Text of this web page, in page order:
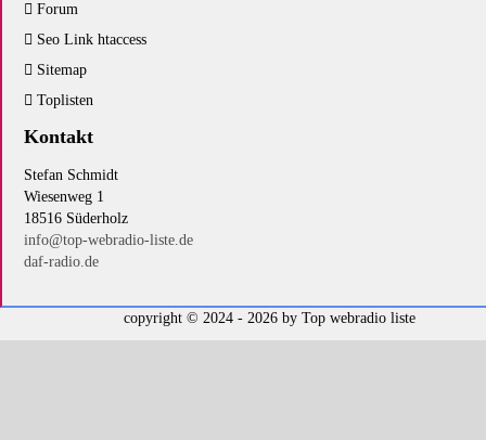
Forum
Seo Link htaccess
Sitemap
Toplisten
Kontakt
Stefan Schmidt
Wiesenweg 1
18516 Süderholz
info@top-webradio-liste.de
daf-radio.de
copyright © 2024 - 2026 by Top webradio liste